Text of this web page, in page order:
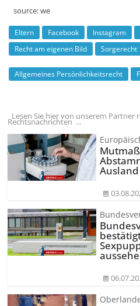
source:we
Eltern Facebook Instagram
Recht am eigenen Bild
Sorgerecht
Allgemeines Persönlichkeitsrecht
Lesen Sie hier von unserem
Rechtsnachrichten ...